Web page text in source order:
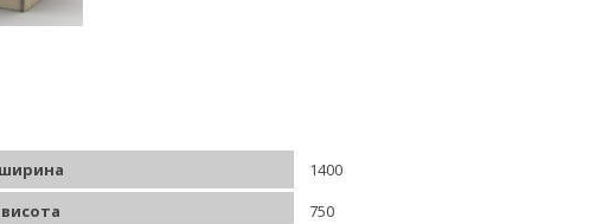
ширина
1400
висота
750